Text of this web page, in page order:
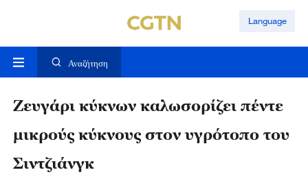
Language
Αναζήτηση
Ζευγάρι κύκνων καλωσορίζει πέντε
μικρούς κύκνους στον υγρότοπο του
Σιντζιάνγκ